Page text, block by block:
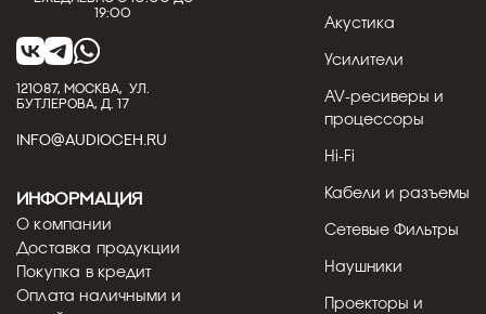
19:00
121087, МОСКВА, УЛ.
БУТЛЕРОВА, Д. 17
INFO@AUDIOCEH.RU
Акустика
Усилители
AV-ресиверы и
процессоры
Hi-Fi
Кабели и разъемы
Сетевые Фильтры
Наушники
Проекторы и
Информация
О компании
Доставка продукции
Покупка в кредит
Оплата наличными и